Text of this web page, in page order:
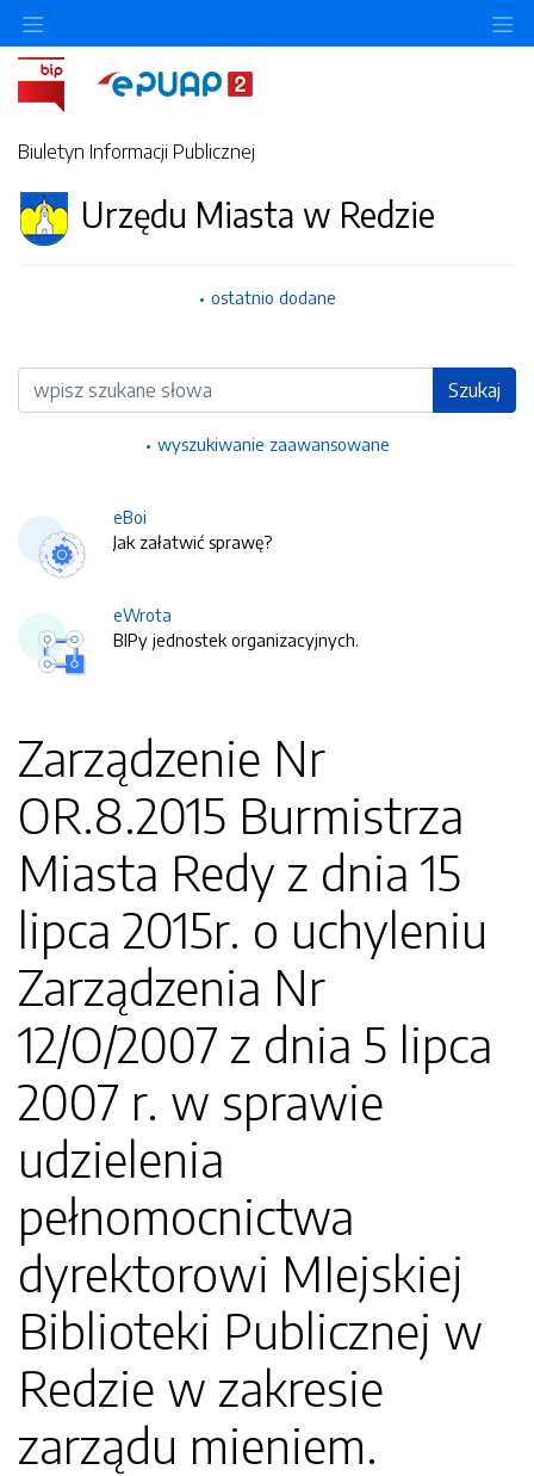
Biuletyn Informacji Publicznej
Urzędu Miasta w Redzie
ostatnio dodane
Wyszukiwarka Szukaj
wyszukiwanie zaawansowane
eBoi
Jak załatwić sprawę?
eWrota
BIPy jednostek organizacyjnych.
Zarządzenie Nr
OR.8.2015 Burmistrza
Miasta Redy z dnia 15
lipca 2015r. o uchyleniu
Zarządzenia Nr
12/O/2007 z dnia 5 lipca
2007 r. w sprawie
udzielenia
pełnomocnictwa
dyrektorowi MIejskiej
Biblioteki Publicznej w
Redzie w zakresie
zarządu mieniem.